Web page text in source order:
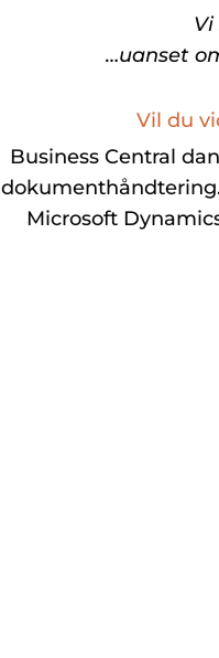
…uanset
Vil du
Business Central
Microsoft